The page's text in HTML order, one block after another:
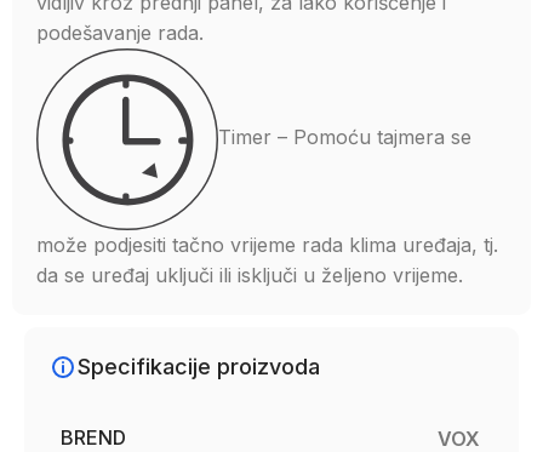
podešavanje rada.
Timer – Pomoću tajmera se
može podjesiti tačno vrijeme rada klima uređaja, tj.
da se uređaj uključi ili isključi u željeno vrijeme.
Specifikacije proizvoda
BREND VOX